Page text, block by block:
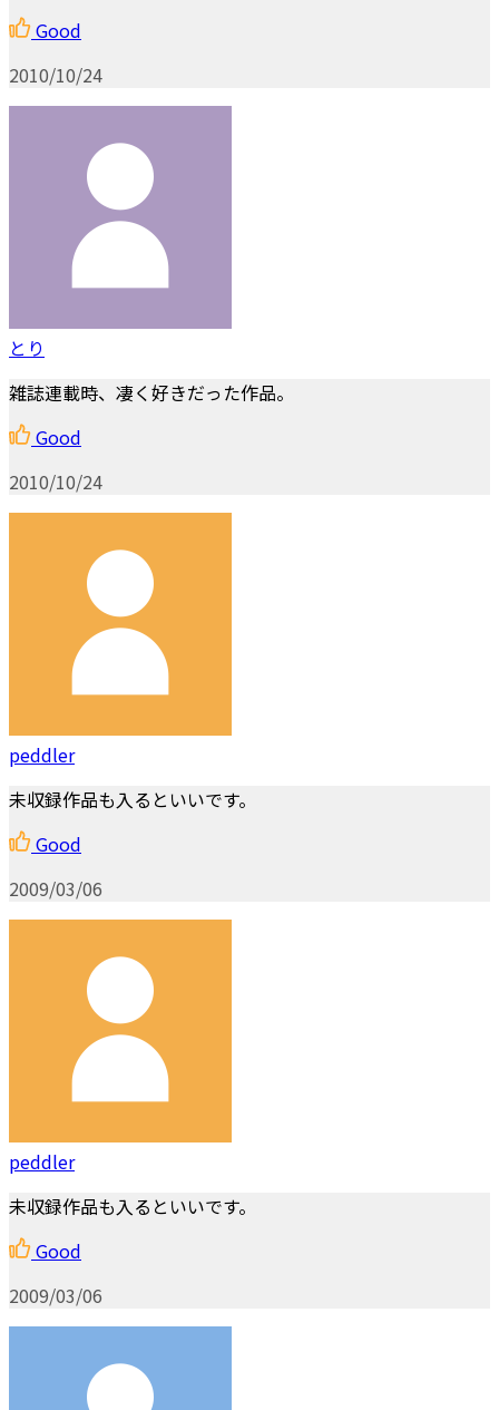
Good
2010/10/24
とり
雑誌連載時、凄く好きだった作品。
Good
2010/10/24
peddler
未収録作品も入るといいです。
Good
2009/03/06
peddler
未収録作品も入るといいです。
Good
2009/03/06